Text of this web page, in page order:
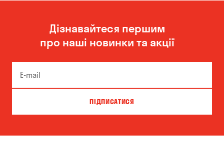
Дізнавайтеся першим
про наші новинки та акції
ПІДПИСАТИСЯ